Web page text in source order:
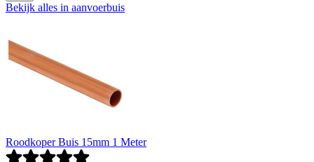
Bekijk alles in aanvoerbuis
Roodkoper Buis 15mm 1 Meter